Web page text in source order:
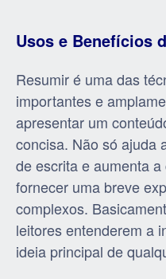
Usos e Benefícios
Resumir é uma das
importantes e
apresentar um
concisa. Não só ajuda
de escrita e aumenta
fornecer uma breve
complexos.
leitores entenderem a
ideia principal de